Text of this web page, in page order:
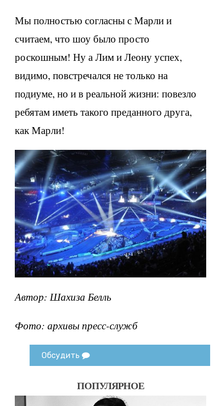
Мы полностью согласны с Марли и
считаем, что шоу было просто
роскошным! Ну а Лим и Леону успех,
видимо, повстречался не только на
подиуме, но и в реальной жизни: повезло
ребятам иметь такого преданного друга,
как Марли!
Автор: Шахиза Белль
Фото: архивы пресс-служб
Обсудить
ПОПУЛЯРНОЕ